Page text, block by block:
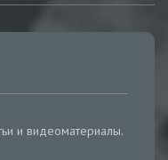
и видеоматериалы.